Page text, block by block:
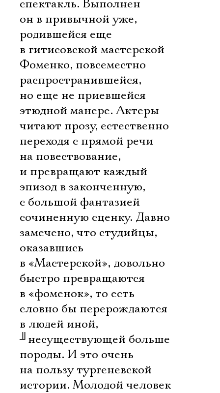
спектакль. Выполнен
он в привычной уже,
родившейся еще
в гитисовской мастерской
Фоменко, повсеместно
распространившейся,
но еще не приевшейся
этюдной манере. Актеры
читают прозу, естественно
переходя с прямой речи
на повествование,
и превращают каждый
эпизод в законченную,
с большой фантазией
сочиненную сценку. Давно
замечено, что студийцы,
оказавшись
в «Мастерской», довольно
быстро превращаются
в «фоменок», то есть
словно бы перерождаются
в людей иной,
╜ несуществующей больше
породы. И это очень
на пользу тургеневской
истории. Молодой человек